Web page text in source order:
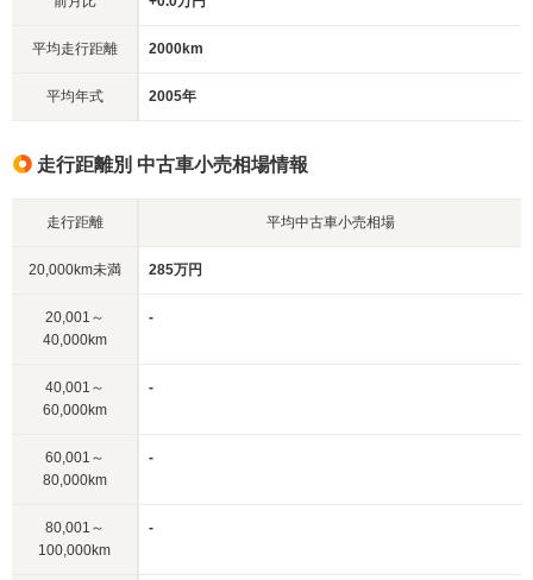
平均走行距離 2000km
平均年式 2005年
走行距離別 中古車小売相場情報
走行距離 平均中古車小売相場
20,000km未満 285万円
20,001～
40,000km
-
40,001～
60,000km
-
60,001～
80,000km
-
80,001～
100,000km
-